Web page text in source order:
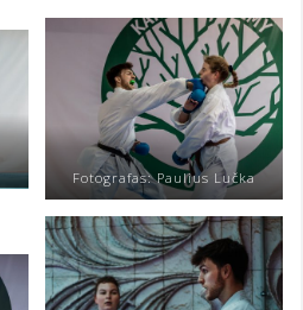
Fotografas: Paulius Lučka